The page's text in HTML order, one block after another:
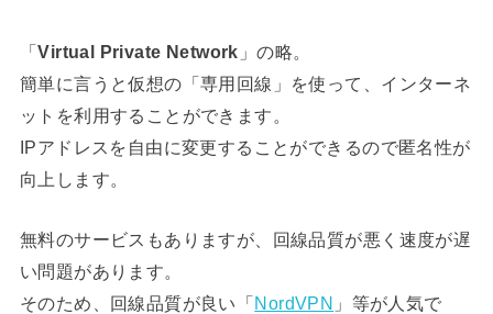
「Virtual Private Network 」の略。
簡単に言うと仮想の「専用回線」を使って、インターネ
ットを利用することができます。
IPアドレスを自由に変更することができるので匿名性が
向上します。
無料のサービスもありますが、回線品質が悪く速度が遅
い問題があります。
そのため、回線品質が良い「NordVPN 」等が人気で